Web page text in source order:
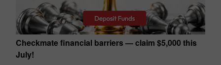
Checkmate financial barriers — claim $5,000 this
July!